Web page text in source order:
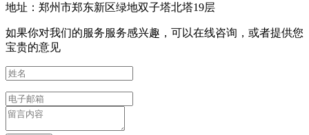
地址：郑州市郑东新区绿地双子塔北塔19层
如果你对我们的服务服务感兴趣，可以在线咨询，或者提供您
宝贵的意见